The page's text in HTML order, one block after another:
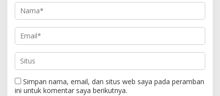
Simpan nama, email, dan situs web saya pada peramban
ini untuk komentar saya berikutnya.